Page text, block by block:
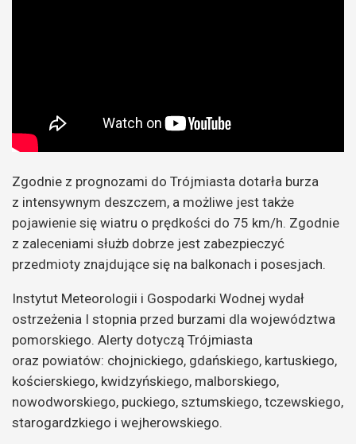
Zgodnie z prognozami do Trójmiasta dotarła burza
z intensywnym deszczem, a możliwe jest także
pojawienie się wiatru o prędkości do 75 km/h. Zgodnie
z zaleceniami służb dobrze jest zabezpieczyć
przedmioty znajdujące się na balkonach i posesjach.
Instytut Meteorologii i Gospodarki Wodnej wydał
ostrzeżenia I stopnia przed burzami dla województwa
pomorskiego. Alerty dotyczą Trójmiasta
oraz powiatów: chojnickiego, gdańskiego, kartuskiego,
kościerskiego, kwidzyńskiego, malborskiego,
nowodworskiego, puckiego, sztumskiego, tczewskiego,
starogardzkiego i wejherowskiego.